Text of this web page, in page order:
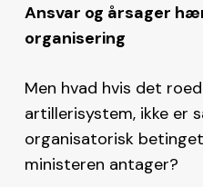
Ansvar og årsager
organisering
Men hvad hvis det
artillerisystem, ikke er
organisatorisk
ministeren antager?